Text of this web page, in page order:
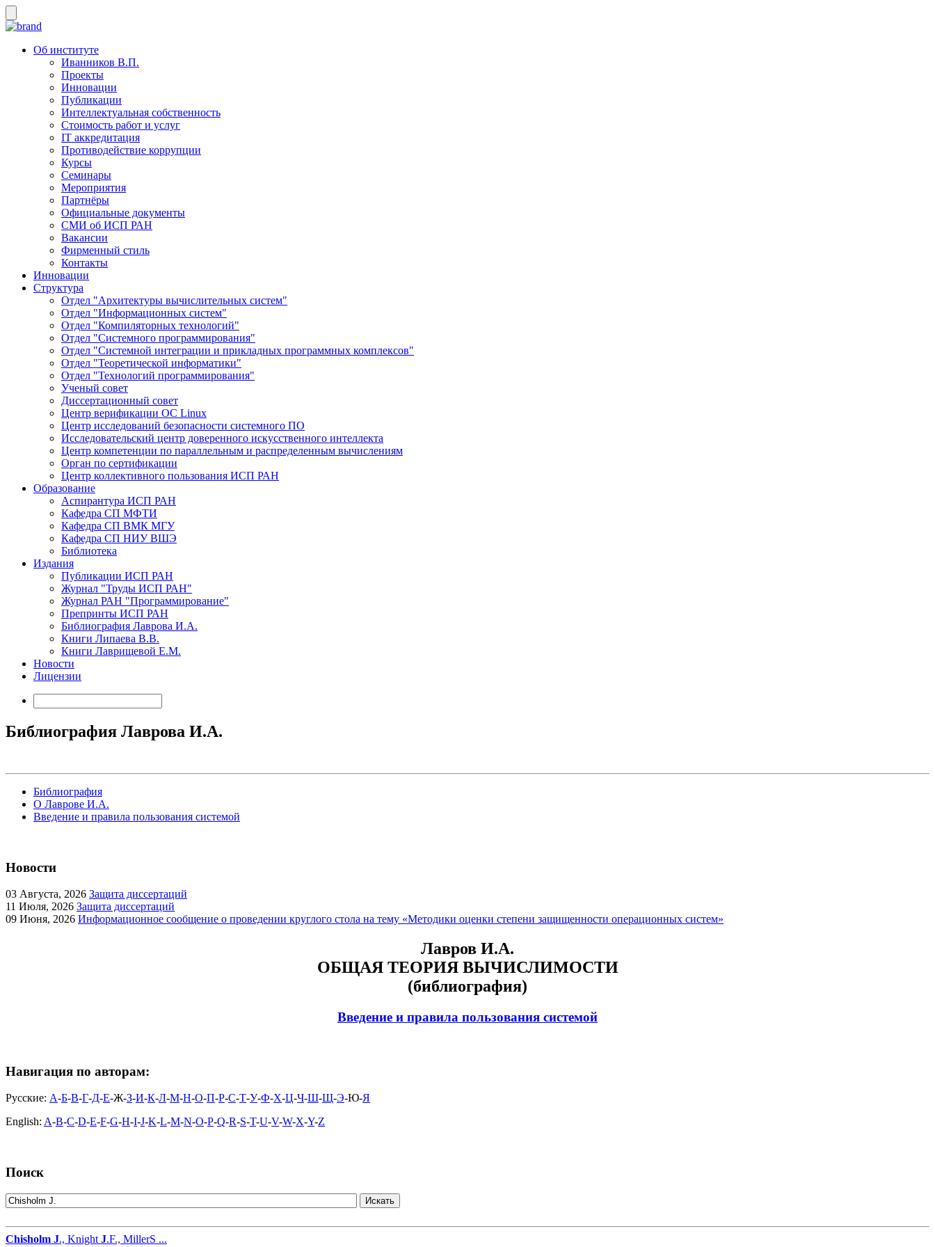
Об институте
Иванников В.П.
Проекты
Инновации
Публикации
Интеллектуальная собственность
Стоимость работ и услуг
IT аккредитация
Противодействие коррупции
Курсы
Семинары
Мероприятия
Партнёры
Официальные документы
СМИ об ИСП РАН
Вакансии
Фирменный стиль
Контакты
Инновации
Структура
Отдел "Архитектуры вычислительных систем"
Отдел "Информационных систем"
Отдел "Компиляторных технологий"
Отдел "Системного программирования"
Отдел "Системной интеграции и прикладных программных комплексов"
Отдел "Теоретической информатики"
Отдел "Технологий программирования"
Ученый совет
Диссертационный совет
Центр верификации ОС Linux
Центр исследований безопасности системного ПО
Исследовательский центр доверенного искусственного интеллекта
Центр компетенции по параллельным и распределенным вычислениям
Орган по сертификации
Центр коллективного пользования ИСП РАН
Образование
Аспирантура ИСП РАН
Кафедра СП МФТИ
Кафедра СП ВМК МГУ
Кафедра СП НИУ ВШЭ
Библиотека
Издания
Публикации ИСП РАН
Журнал "Труды ИСП РАН"
Журнал РАН "Программирование"
Препринты ИСП РАН
Библиография Лаврова И.А.
Книги Липаева В.В.
Книги Лаврищевой Е.М.
Новости
Лицензии
Библиография Лаврова И.А.
Библиография
О Лаврове И.А.
Введение и правила пользования системой
Новости
03 Августа, 2026 Защита диссертаций
11 Июля, 2026 Защита диссертаций
09 Июня, 2026 Информационное сообщение о проведении круглого стола на тему «Методики оценки степени защищенности операционных систем»
Лавров И.А.
ОБЩАЯ ТЕОРИЯ ВЫЧИСЛИМОСТИ
(библиография)
Введение и правила пользования системой
Навигация по авторам:
Русские: А-Б-В-Г-Д-Е-Ж-З-И-К-Л-М-Н-О-П-Р-С-Т-У-Ф-Х-Ц-Ч-Ш-Щ-Э-Ю-Я
English: A-B-C-D-E-F-G-H-I-J-K-L-M-N-O-P-Q-R-S-T-U-V-W-X-Y-Z
Поиск
Chisholm J., Knight J.F., MillerS ...